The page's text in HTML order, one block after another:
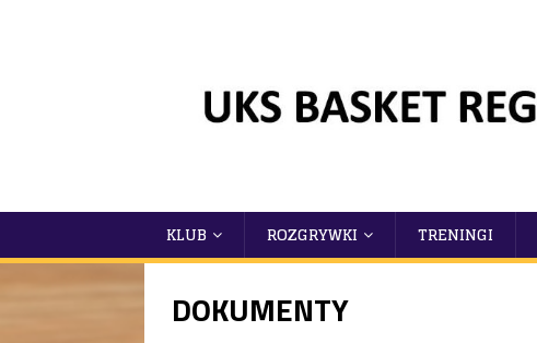
KLUB ROZGRYWKI TRENINGI
DOKUMENTY